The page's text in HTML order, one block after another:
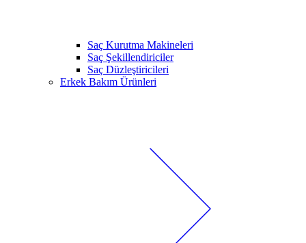
Saç Kurutma Makineleri
Saç Şekillendiriciler
Saç Düzleştiricileri
Erkek Bakım Ürünleri